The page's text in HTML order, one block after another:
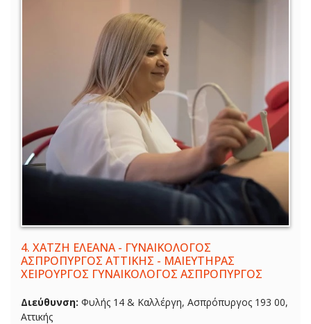
4. ΧΑΤΖΗ ΕΛΕΑΝΑ - ΓΥΝΑΙΚΟΛΟΓΟΣ
ΑΣΠΡΟΠΥΡΓΟΣ ΑΤΤΙΚΗΣ - ΜΑΙΕΥΤΗΡΑΣ
ΧΕΙΡΟΥΡΓΟΣ ΓΥΝΑΙΚΟΛΟΓΟΣ ΑΣΠΡΟΠΥΡΓΟΣ
Διεύθυνση: Φυλής 14 & Καλλέργη, Ασπρόπυργος 193 00,
Αττικής